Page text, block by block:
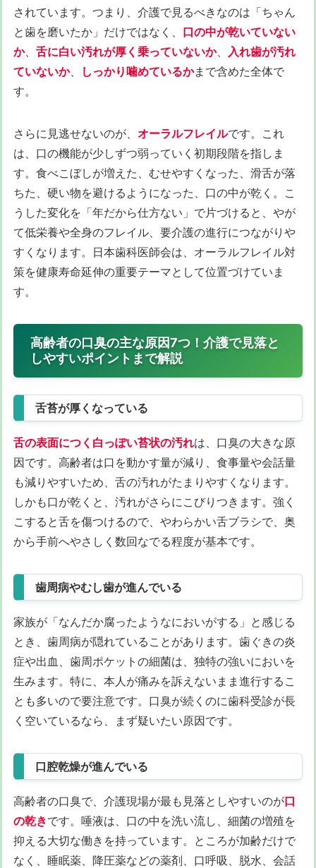
されています。つまり、介護で見るべきなのは「ちゃん
と歯を磨いたか」だけではなく、 口の中が乾いていない
か、 舌に白い汚れが厚く乗っていないか、
入れ歯が汚れ
ていないか、 しっかり噛めているかまで含めた全体で
す。
さらに見逃せないのが、 オーラルフレイルです。これ
は、口の機能が少しずつ弱っていく初期段階を指しま
す。食べこぼしが増えた、むせやすくなった、滑舌が落
ちた、硬い物を避けるようになった、口の中が乾く。こ
うした変化を「年だから仕方ない」で片づけると、やが
て低栄養や全身のフレイル、要介護の進行につながりや
すくなります。日本歯科医師会は、オーラルフレイル対
策を健康寿命延伸の重要テーマとして位置づけていま
す。
高齢者の口臭の主な原因7つ！介護で見落と
しやすいポイントまで解説
舌苔が厚くなっている
舌の表面につく白っぽい苔状の汚れは、口臭の大きな原
因です。高齢者は口を動かす量が減り、食事量や会話量
も減りやすいため、舌の汚れがたまりやすくなります。
しかも口が乾くと、汚れがさらにこびりつきます。強く
こすると舌を傷つけるので、やわらかい舌ブラシで、奥
から手前へやさしく数回なでる程度が基本です。
歯周病やむし歯が進んでいる
家族が「なんだか腐ったようなにおいがする」と感じる
とき、歯周病が隠れていることがあります。歯ぐきの炎
症や出血、歯周ポケットの細菌は、独特の強いにおいを
生みます。特に、本人が痛みを訴えないまま進行するこ
とも多いので要注意です。口臭が続くのに歯科受診が長
く空いているなら、まず疑いたい原因です。
口腔乾燥が進んでいる
高齢者の口臭で、介護現場が最も見落としやすいのが口
の乾きです。唾液は、口の中を洗い流し、細菌の増殖を
抑える大切な働きを持っています。ところが加齢だけで
なく、睡眠薬、降圧薬などの薬剤、口呼吸、脱水、会話